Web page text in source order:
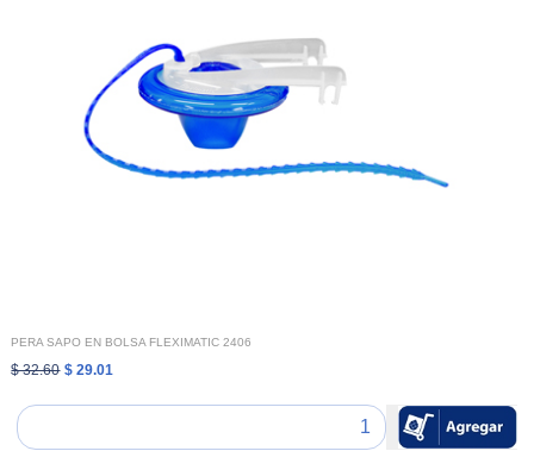
PERA SAPO EN BOLSA FLEXIMATIC 2406
$ 32.60 $ 29.01